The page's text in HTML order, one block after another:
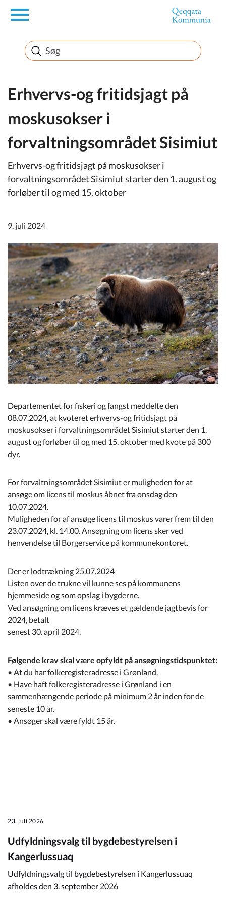
en
Borger
Erhverv
Politik
Turisme
Selvbetjening
Kommuneplan
Om Kommunen
Erhvervs-og fritidsjagt på
moskusokser i
forvaltningsområdet Sisimiut
Erhvervs-og fritidsjagt på moskusokser i
forvaltningsområdet Sisimiut starter den 1. august og
forløber til og med 15. oktober
9. juli 2024
Departementet for fiskeri og fangst meddelte den
08.07.2024, at kvoteret erhvervs-og fritidsjagt på
moskusokser i forvaltningsområdet Sisimiut starter den 1.
august og forløber til og med 15. oktober med kvote på 300
dyr.
For forvaltningsområdet Sisimiut er muligheden for at
ansøge om licens til moskus åbnet fra onsdag den
10.07.2024.
Muligheden for af ansøge licens til moskus varer frem til den
23.07.2024, kl. 14.00. Ansøgning om licens sker ved
henvendelse til Borgerservice på kommunekontoret
Der er lodtrækning 25.07.2024
Listen over de trukne vil kunne ses på kommunens
hjemmeside og som opslag i bygderne.
Ved ansøgning om licens kræves et gældende jagtbevis for
2024, betalt
senest 30. april 2024.
Følgende krav skal være opfyldt på ansøgningstidspunktet:
• At du har folkeregisteradresse i Grønland.
• Have haft folkeregisteradresse i Grønland i en
sammenhængende periode på minimum 2 år inden for de
seneste 10 år.
• Ansøger skal være fyldt 15 år.
23. juli 2026
Udfyldningsvalg til bygdebestyrelsen i
Kangerlussuaq
Udfyldningsvalg til bygdebestyrelsen i Kangerlussuaq
afholdes den 3. september 2026